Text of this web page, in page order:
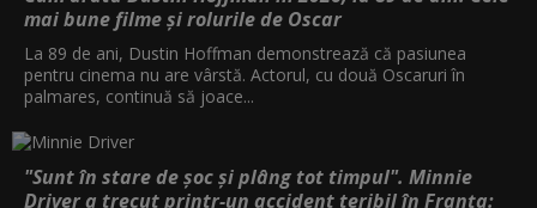
mai bune filme și rolurile de Oscar
La 89 de ani, Dustin Hoffman demonstrează că pasiunea
pentru cinema nu are vârstă. Actorul, cu două Oscaruri în
palmares, continuă să joace...
"Sunt în stare de șoc și plâng tot timpul". Minnie
Driver a trecut printr-un accident teribil în Franța: